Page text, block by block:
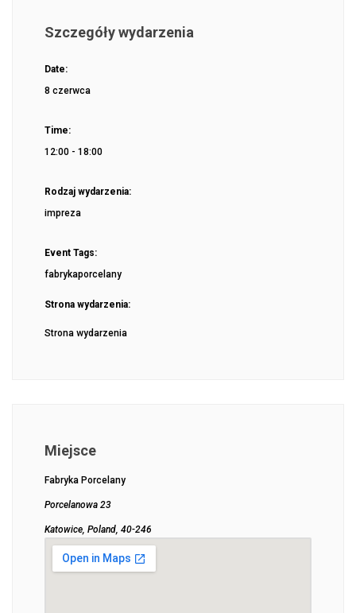
Szczegóły wydarzenia
Date:
8 czerwca
Time:
12:00 - 18:00
Rodzaj wydarzenia:
impreza
Event Tags:
fabrykaporcelany
Strona wydarzenia:
Strona wydarzenia
Miejsce
Fabryka Porcelany
Porcelanowa 23
Katowice, Poland, 40-246